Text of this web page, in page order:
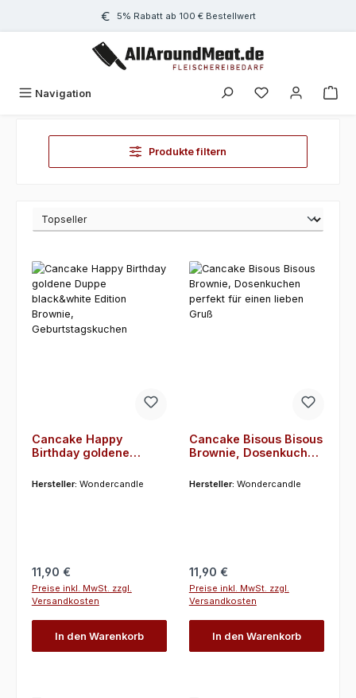
Zum Hauptinhalt springen5% Rabatt ab 100 € Bestellwert
Navigation
Produkte filtern
Cancake Happy
Birthday goldene
Edition Brownie,
Hersteller: Wondercandle
Regulärer Preis:
11,90 €
Preise inkl. MwSt. zzgl.
Versandkosten
In den Warenkorb
Cancake Bisous Bisous
Brownie, Dosenkuchen
Gruß
Hersteller: Wondercandle
Regulärer Preis:
11,90 €
Preise inkl. MwSt. zzgl.
Versandkosten
In den Warenkorb